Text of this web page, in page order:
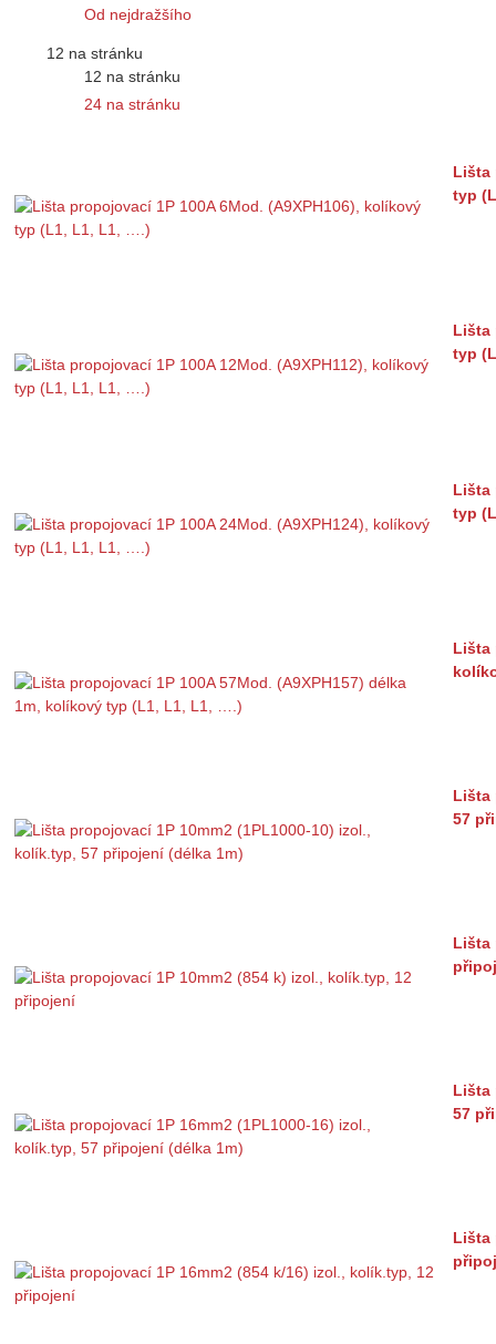
Od nejdražšího
12 na stránku
12 na stránku
24 na stránku
Lišta
typ
Lišta
typ
Lišta
typ
Lišta
Lišta
57
Lišta
Lišta
57
Lišta